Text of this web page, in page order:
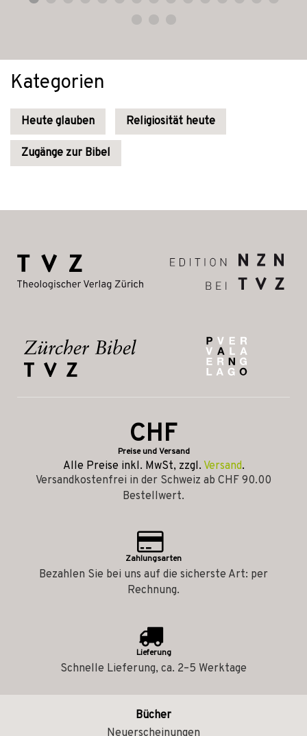
Kategorien
Heute glauben Religiosität heute
Zugänge zur Bibel
CHF
Preise und Versand
Alle Preise inkl. MwSt, zzgl. Versand.
Versandkostenfrei in der Schweiz ab CHF 90.00
Bestellwert.
Zahlungsarten
Bezahlen Sie bei uns auf die sicherste Art: per
Rechnung.
Lieferung
Schnelle Lieferung, ca. 2–5 Werktage
Bücher
Neuerscheinungen